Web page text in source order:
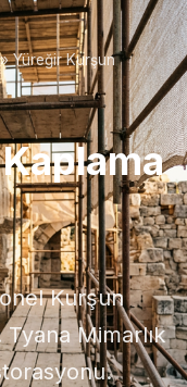
Yüreğir Kurşun
Kurşun
Mimarlık